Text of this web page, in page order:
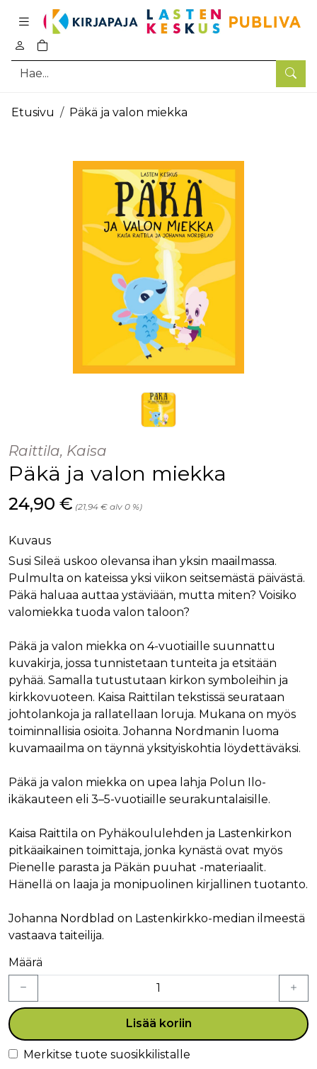
Hae
0
tuotetta ostoskorissa
Pääsisältö
Etusivu Päkä ja valon miekka
Raittila, Kaisa
Päkä ja valon miekka
Hinta nyt
24,90 € (21,94 € alv 0 %)
Kuvaus
Susi Sileä uskoo olevansa ihan yksin maailmassa.
Pulmulta on kateissa yksi viikon seitsemästä päivästä.
Päkä haluaa auttaa ystäviään, mutta miten? Voisiko
valomiekka tuoda valon taloon?
Päkä ja valon miekka on 4-vuotiaille suunnattu
kuvakirja, jossa tunnistetaan tunteita ja etsitään
pyhää. Samalla tutustutaan kirkon symboleihin ja
kirkkovuoteen. Kaisa Raittilan tekstissä seurataan
johtolankoja ja rallatellaan loruja. Mukana on myös
toiminnallisia osioita. Johanna Nordmanin luoma
kuvamaailma on täynnä yksityiskohtia löydettäväksi.
Päkä ja valon miekka on upea lahja Polun Ilo-
ikäkauteen eli 3–5-vuotiaille seurakuntalaisille.
Kaisa Raittila on Pyhäkoululehden ja Lastenkirkon
pitkäaikainen toimittaja, jonka kynästä ovat myös
Pienelle parasta ja Päkän puuhat -materiaalit.
Hänellä on laaja ja monipuolinen kirjallinen tuotanto.
Johanna Nordblad on Lastenkirkko-median ilmeestä
vastaava taiteilija.
Määrä
Lisää koriin
Merkitse tuote suosikkilistalle